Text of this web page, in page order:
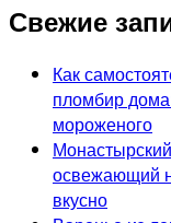
Свежие
Как
пломбир
мороженого
освежающий
вкусно